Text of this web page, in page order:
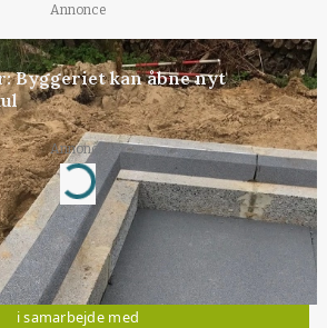
Annonce
Byggeriet kan åbne nyt
Annonce
Loading...
Jobs
i samarbejde med